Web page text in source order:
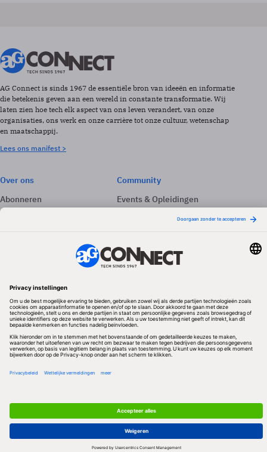
AG Connect is sinds 1967 de essentiële bron van ideeën en informatie
die betekenis geven aan een wereld in constante transformatie. Wij
laten zien hoe tech elk aspect van ons leven verandert, van onze
organisaties, ons werk en onze carrière tot onze cultuur, wetenschap
en maatschappij.
Lees ons manifest >
Over ons
Abonneren
Adverteren
Community
Events & Opleidingen
Volg ons
Redactionele partner
Algemene Voorwaarden & Copyrights